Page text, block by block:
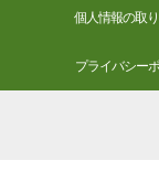
個人情報の取
プライバシー